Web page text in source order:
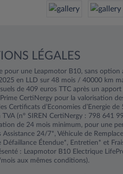
LÉGALES
pour une Leapmotor B10, sans
en LLD sur 48 mois / 40000 km
de 409 euros TTC après un
CertiNergy pour la valorisation
Certificats d’Economies d’Energie de
TVA (n° SIREN CertiNergy : 798 641
de 24 mois minimum, pour une
Assistance 24/7*, Véhicule de
Défaillance Étendue*, Entretien* et
: Leapmotor B10 Electrique
aux mêmes conditions).